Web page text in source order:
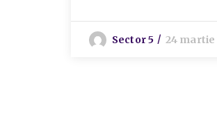
Sector 5 24 martie